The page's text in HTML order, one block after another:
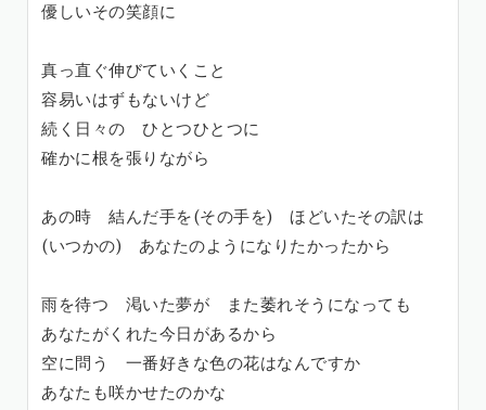
優しいその笑顔に
真っ直ぐ伸びていくこと
容易いはずもないけど
続く日々の ひとつひとつに
確かに根を張りながら
あの時 結んだ手を(その手を) ほどいたその訳は
(いつかの) あなたのようになりたかったから
雨を待つ 渇いた夢が また萎れそうになっても
あなたがくれた今日があるから
空に問う 一番好きな色の花はなんですか
あなたも咲かせたのかな